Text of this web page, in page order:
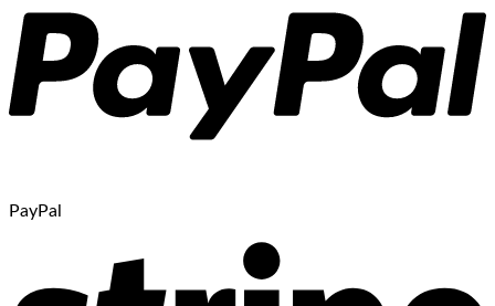
PayPal